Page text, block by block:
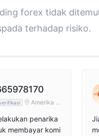
forex tidak
terhadap risiko.
Amerika S
penarika
membayar komi